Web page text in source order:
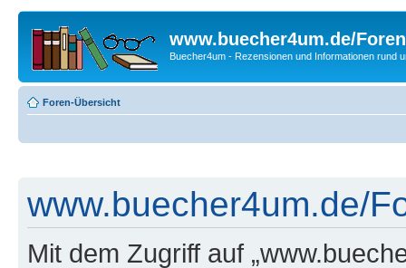
www.buecher4um.de/Foren
Buecher4um - Rezensionen und Informationen rund
Foren-Übersicht
www.buecher4um.de/
Mit dem Zugriff auf